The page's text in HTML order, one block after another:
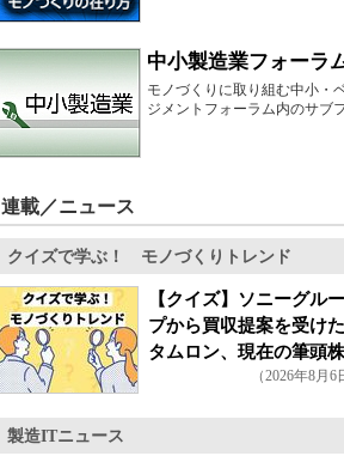
中小製造業フォーラ
モノづくりに取り組む中小・
ジメントフォーラム内のサブ
連載／ニュース
クイズで学ぶ！ モノづくりトレンド
【クイズ】ソニーグルー
プから買収提案を受けた
タムロン、現在の筆頭株
（2026年8月6
製造ITニュース